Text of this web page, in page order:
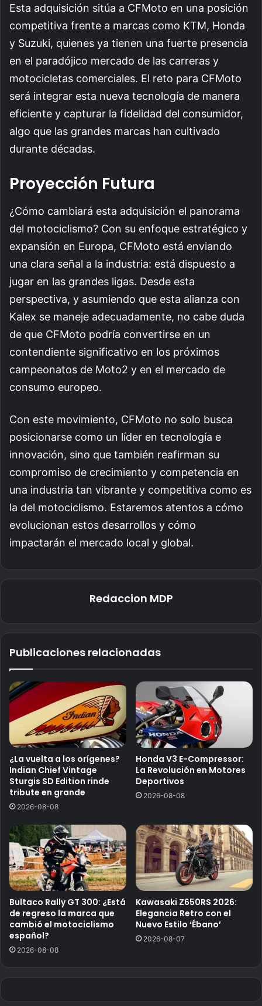
Esta adquisición sitúa a CFMoto en una posición
competitiva frente a marcas como KTM, Honda
y Suzuki, quienes ya tienen una fuerte presencia
en el paradójico mercado de las carreras y
motocicletas comerciales. El reto para CFMoto
será integrar esta nueva tecnología de manera
eficiente y capturar la fidelidad del consumidor,
algo que las grandes marcas han cultivado
durante décadas.
Proyección Futura
¿Cómo cambiará esta adquisición el panorama
del motociclismo? Con su enfoque estratégico y
expansión en Europa, CFMoto está enviando
una clara señal a la industria: está dispuesto a
jugar en las grandes ligas. Desde esta
perspectiva, y asumiendo que esta alianza con
Kalex se maneje adecuadamente, no cabe duda
de que CFMoto podría convertirse en un
contendiente significativo en los próximos
campeonatos de Moto2 y en el mercado de
consumo europeo.
Con este movimiento, CFMoto no solo busca
posicionarse como un líder en tecnología e
innovación, sino que también reafirman su
compromiso de crecimiento y competencia en
una industria tan vibrante y competitiva como es
la del motociclismo. Estaremos atentos a cómo
evolucionan estos desarrollos y cómo
impactarán el mercado local y global.
Redaccion MDP
Publicaciones relacionadas
¿La vuelta a los orígenes?
Indian Chief Vintage
Sturgis SD Edition rinde
tribute en grande
2026-08-08
Honda V3 E-Compressor:
La Revolución en Motores
Deportivos
2026-08-08
Bultaco Rally GT 300: ¿Está
de regreso la marca que
cambió el motociclismo
español?
2026-08-08
Kawasaki Z650RS 2026:
Elegancia Retro con el
Nuevo Estilo ‘Ébano’
2026-08-07